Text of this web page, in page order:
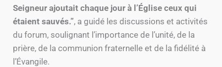
Seigneur ajoutait chaque jour à l’Église ceux qui
étaient sauvés.”, a guidé les discussions et activités
du forum, soulignant l’importance de l’unité, de la
prière, de la communion fraternelle et de la fidélité à
l’Évangile.